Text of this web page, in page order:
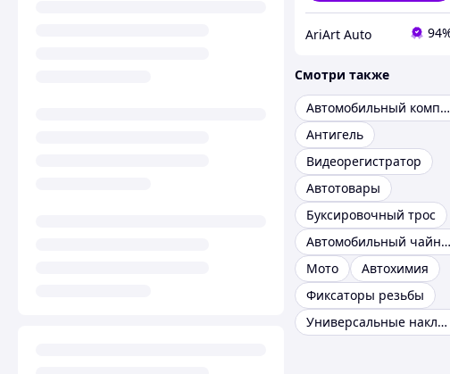
AriArt Auto
Смотри также
Автомобильный компрессор
Антигель
Видеорегистратор
Автотовары
Буксировочный трос
Автомобильный чайник
Мото
Автохимия
Фиксаторы резьбы
Универсальные накладки на пороги